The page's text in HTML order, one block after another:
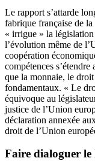
Le rapport s’attarde
fabrique française de
« irrigue » la
l’évolution même de
coopération
compétences
que la monnaie, le
fondamentaux. « Le
équivoque au
justice de l’Union
déclaration annexée
droit de l’Union
Faire dialoguer le